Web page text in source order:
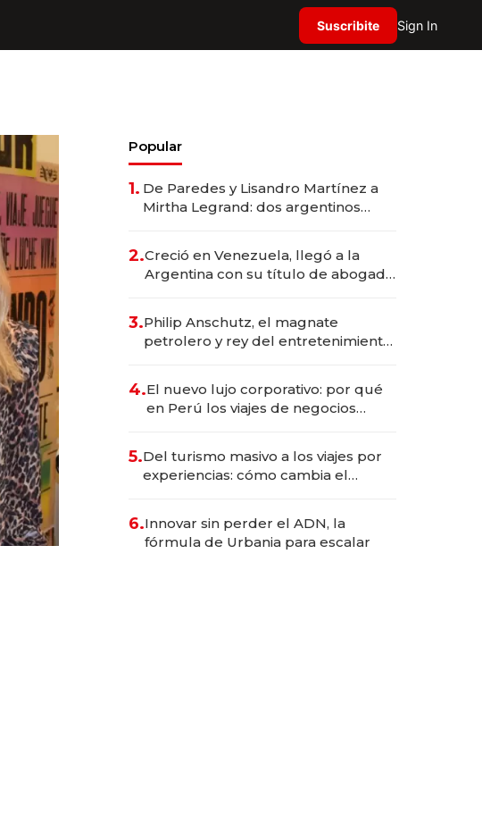
Suscribite Sign In
Popular
1. De Paredes y Lisandro Martínez a
Mirtha Legrand: dos argentinos
2.Creció en Venezuela, llegó a la
Argentina con su título de abogado
marcas "fast premium"
3.Philip Anschutz, el magnate
petrolero y rey del entretenimiento
4.El nuevo lujo corporativo: por qué
en Perú los viajes de negocios
transformadoras
5.Del turismo masivo a los viajes por
experiencias: cómo cambia el
6.Innovar sin perder el ADN, la
fórmula de Urbania para escalar